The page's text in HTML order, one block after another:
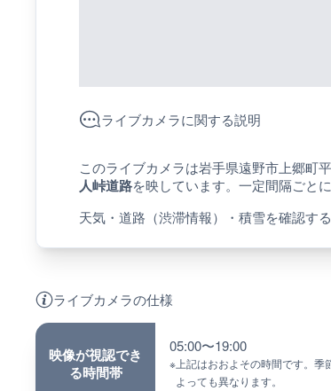
ライブカメラに関する説明
このライブカメラは岩手県遠野市上郷町
人峠道路を映しています。一定間隔ごと
天気・道路（渋滞情報）・積雪を確認す
ライブカメラの仕様
映像が視認でき
る時間帯
05:00〜19:00
※ 上記はおおよその時間です。季
よっても異なります。